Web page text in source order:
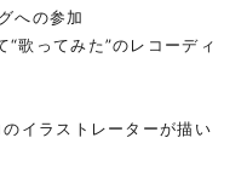
への参加
歌ってみた”のレコーディ
イラストレーターが描い